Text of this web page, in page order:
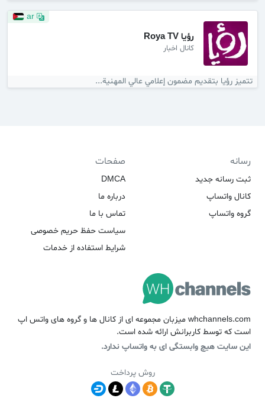
رؤيا Roya TV
کانال اخبار
تتميز رؤيا بتقديم مضمون إعلامي عالي المهنية...
رسانه
ثبت رسانه جدید
کانال واتساپ
گروه واتساپ
صفحات
DMCA
درباره ما
تماس با ما
سیاست حفظ حریم خصوصی
شرایط استفاده از خدمات
whchannels.com میزبان مجموعه ای از کانال ها و گروه های واتس اپ
است که توسط کاربرانش ارائه شده است.
این سایت هیچ وابستگی ای به واتساپ ندارد.
روش پرداخت